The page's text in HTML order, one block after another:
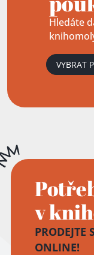
Hledáte
VYBRAT
v
PRODEJTE
ONLINE!